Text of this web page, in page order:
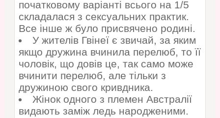
початковому варіанті всього на 1/5
складалася з сексуальних практик.
Все інше ж було присвячено родині.
У жителів Гвінеї є звичай, за яким
якщо дружина вчинила перелюб, то її
чоловік, що довів це, так само може
вчинити перелюб, але тільки з
дружиною свого кривдника.
Жінок одного з племен Австралії
видають заміж ледь народженими.